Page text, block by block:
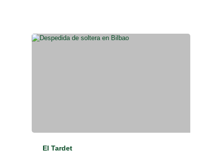
El Tardet